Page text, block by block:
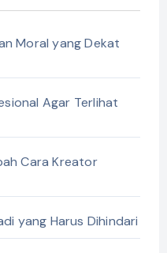
Moral yang Dekat
Agar Terlihat
Cara Kreator
yang Harus Dihindari